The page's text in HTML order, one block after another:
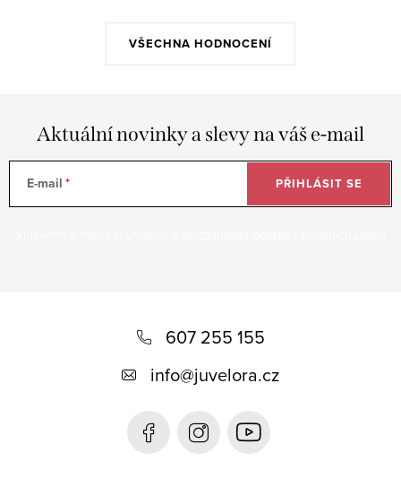
VŠECHNA HODNOCENÍ
Aktuální novinky a slevy na váš e-mail
E-mail PŘIHLÁSIT SE
607 255 155
info@juvelora.cz